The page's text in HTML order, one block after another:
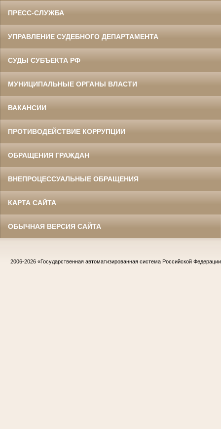
ПРЕСС-СЛУЖБА
УПРАВЛЕНИЕ СУДЕБНОГО ДЕПАРТАМЕНТА
СУДЫ СУБЪЕКТА РФ
МУНИЦИПАЛЬНЫЕ ОРГАНЫ ВЛАСТИ
ВАКАНСИИ
ПРОТИВОДЕЙСТВИЕ КОРРУПЦИИ
ОБРАЩЕНИЯ ГРАЖДАН
ВНЕПРОЦЕССУАЛЬНЫЕ ОБРАЩЕНИЯ
КАРТА САЙТА
ОБЫЧНАЯ ВЕРСИЯ САЙТА
2006-2026 «Государственная автоматизированная система Российской